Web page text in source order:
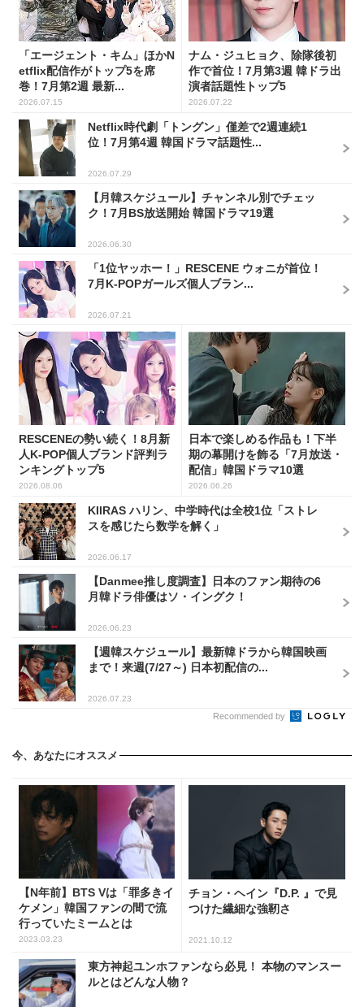
「エージェント・キム」ほかN
etflix配信作がトップ5を席
巻！7月第2週 最新...
2026.07.15
ナム・ジュヒョク、除隊後初
作で首位！7月第3週 韓ドラ出
演者話題性トップ5
2026.07.22
Netflix時代劇「トングン」僅差で2週連続1
位！7月第4週 韓国ドラマ話題性...
2026.07.29
【月韓スケジュール】チャンネル別でチェッ
ク！7月BS放送開始 韓国ドラマ19選
2026.06.30
「1位ヤッホー！」RESCENE ウォニが首位！
7月K-POPガールズ個人ブラン...
2026.07.21
RESCENEの勢い続く！8月新
人K-POP個人ブランド評判ラ
ンキングトップ5
2026.08.06
日本で楽しめる作品も！下半
期の幕開けを飾る「7月放送・
配信」韓国ドラマ10選
2026.06.26
KIIRAS ハリン、中学時代は全校1位「ストレ
スを感じたら数学を解く」
2026.06.17
【Danmee推し度調査】日本のファン期待の6
月韓ドラ俳優はソ・イングク！
2026.06.23
【週韓スケジュール】最新韓ドラから韓国映画
まで！来週(7/27～) 日本初配信の...
2026.07.23
Recommended by
今、あなたにオススメ
【N年前】BTS Vは「罪多きイ
ケメン」韓国ファンの間で流
行っていたミームとは
2023.03.23
チョン・ヘイン『D.P. 』で見
つけた繊細な強靭さ
2021.10.12
東方神起ユンホファンなら必見！ 本物のマンスー
ルとはどんな人物？